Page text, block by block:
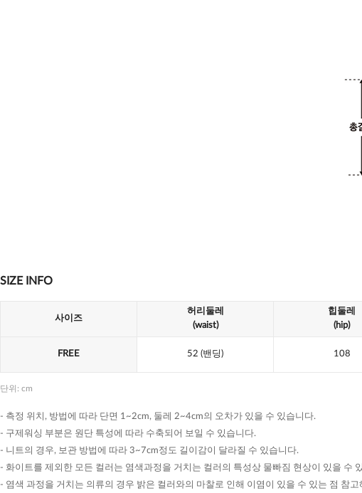
SIZE INFO
사이즈
허리둘레
(waist)
힙둘레
(hip)
FREE 52 (밴딩) 108
단위: cm
- 측정 위치, 방법에 따라 단면 1~2cm, 둘레 2~4cm의 오차가 있을 수 있습니다.
- 구제워싱 부분은 원단 특성에 따라 수축되어 보일 수 있습니다.
- 니트의 경우, 보관 방법에 따라 3~7cm정도 길이감이 달라질 수 있습니다.
- 화이트를 제외한 모든 컬러는 염색과정을 거치는 컬러의 특성상 물빠짐 현상이 있을 수
- 염색 과정을 거치는 의류의 경우 밝은 컬러와의 마찰로 인해 이염이 있을 수 있는 점 참고